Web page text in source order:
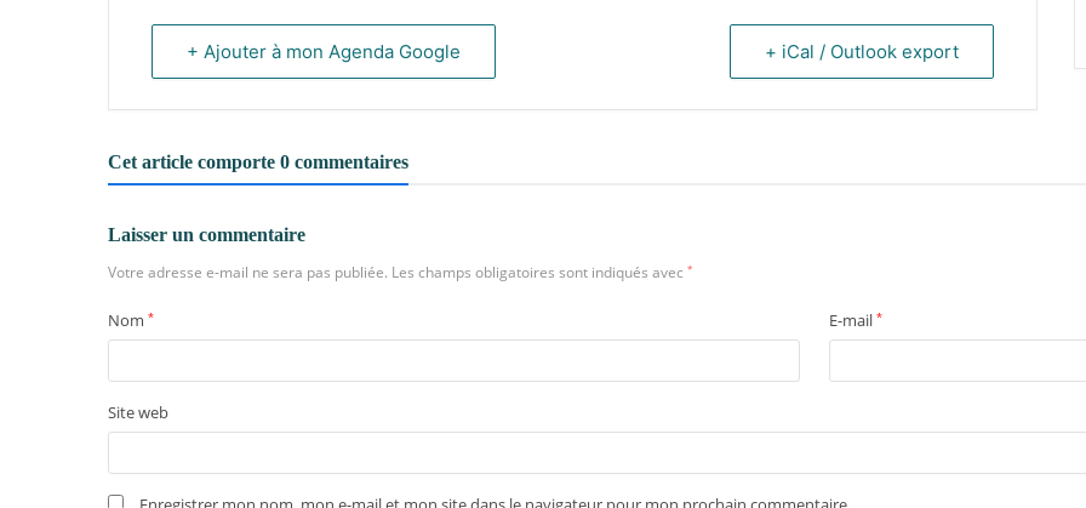
+ Ajouter à mon Agenda Google + iCal / Outlook export
Cet article comporte 0 commentaires
Laisser un commentaire
Votre adresse e-mail ne sera pas publiée. Les champs obligatoires sont indiqués avec *
Nom * E-mail *
Site web